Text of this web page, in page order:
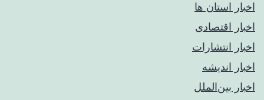
اخبار استان ها
اخبار اقتصادی
اخبار انتشارات
اخبار اندیشه
اخبار بین‌الملل